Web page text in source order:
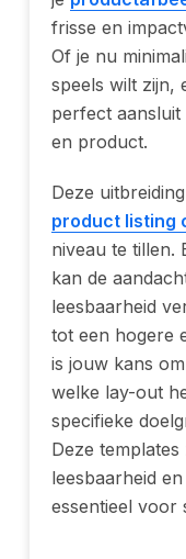
frisse en
Of je nu
speels wilt zijn,
perfect aansluit
en product.
Deze
product listing
niveau te tillen.
kan de
leesbaarheid
tot een hogere
is jouw kans
welke lay-out
specifieke
Deze
leesbaarheid
essentieel voor